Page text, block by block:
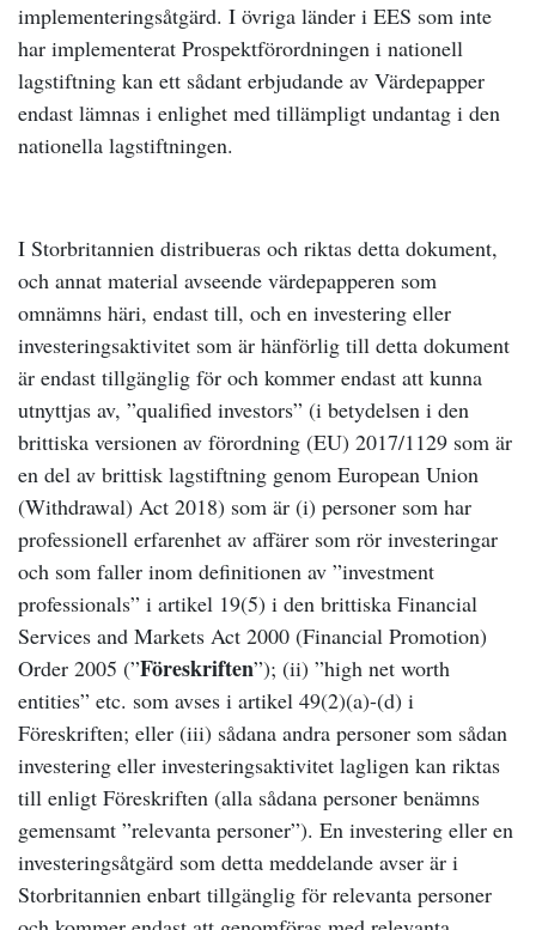
implementeringsåtgärd. I övriga länder i EES som inte
har implementerat Prospektförordningen i nationell
lagstiftning kan ett sådant erbjudande av Värdepapper
endast lämnas i enlighet med tillämpligt undantag i den
nationella lagstiftningen.
I Storbritannien distribueras och riktas detta dokument,
och annat material avseende värdepapperen som
omnämns häri, endast till, och en investering eller
investeringsaktivitet som är hänförlig till detta dokument
är endast tillgänglig för och kommer endast att kunna
utnyttjas av, ”qualified investors” (i betydelsen i den
brittiska versionen av förordning (EU) 2017/1129 som är
en del av brittisk lagstiftning genom European Union
(Withdrawal) Act 2018) som är (i) personer som har
professionell erfarenhet av affärer som rör investeringar
och som faller inom definitionen av ”investment
professionals” i artikel 19(5) i den brittiska Financial
Services and Markets Act 2000 (Financial Promotion)
Order 2005 (”Föreskriften”); (ii) ”high net worth
entities” etc. som avses i artikel 49(2)(a)-(d) i
Föreskriften; eller (iii) sådana andra personer som sådan
investering eller investeringsaktivitet lagligen kan riktas
till enligt Föreskriften (alla sådana personer benämns
gemensamt ”relevanta personer”). En investering eller en
investeringsåtgärd som detta meddelande avser är i
Storbritannien enbart tillgänglig för relevanta personer